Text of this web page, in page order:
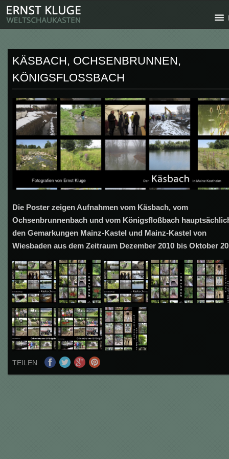
KÄSBACH, OCHSENBRUNNEN,
KÖNIGSFLOSSBACH
Die Poster zeigen Aufnahmen vom Käsbach, vom
Ochsenbrunnenbach und vom Königsfloßbach
den Gemarkungen Mainz-Kastel und Mainz-Kastel von
Wiesbaden aus dem Zeitraum Dezember 2010 bis Oktober
TEILEN